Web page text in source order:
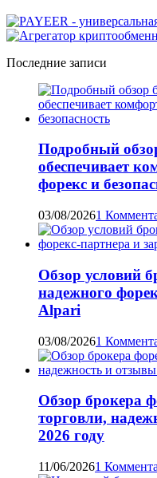
Последние записи
Подробный
обеспечивает
форекс и
03/08/20261
Обзор условий
надежного
Alpari
03/08/20261
Обзор брокера
торговли,
2026 году
11/06/20261